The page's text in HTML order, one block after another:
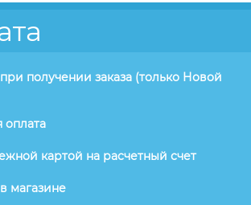
получении заказа (только Новой
оплата
картой на расчетный счет
магазине